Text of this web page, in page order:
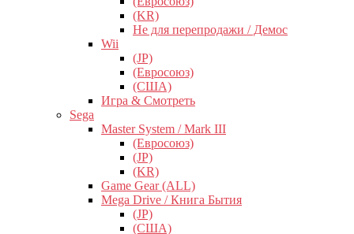
(KR)
Не для перепродажи / Демос
Wii
(JP)
(Евросоюз)
(США)
Игра & Смотреть
Sega
Master System / Mark III
(Евросоюз)
(JP)
(KR)
Game Gear (ALL)
Mega Drive / Книга Бытия
(JP)
(США)